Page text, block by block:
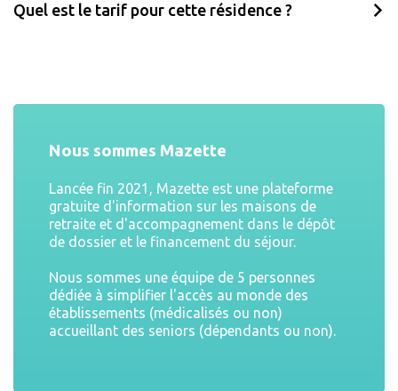
Quel est le tarif pour cette résidence ?
Nous sommes Mazette
Lancée fin 2021, Mazette est une plateforme
gratuite d'information sur les maisons de
retraite et d'accompagnement dans le dépôt
de dossier et le financement du séjour.
Nous sommes une équipe de 5 personnes
dédiée à simplifier l'accès au monde des
établissements (médicalisés ou non)
accueillant des seniors (dépendants ou non).